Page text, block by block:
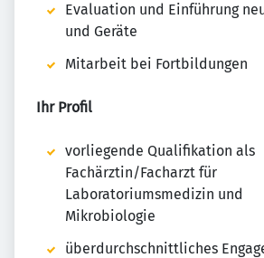
Evaluation und Einführung
und Geräte
Mitarbeit bei Fortbildungen
Ihr Profil
vorliegende Qualifikation als
Fachärztin/Facharzt für
Laboratoriumsmedizin und
Mikrobiologie
überdurchschnittliches